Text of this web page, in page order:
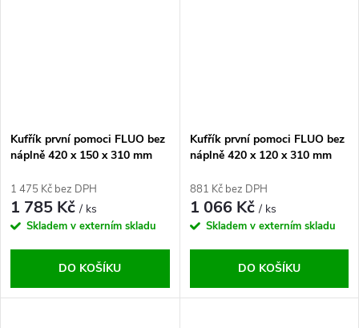
Kufřík první pomoci FLUO bez
náplně 420 x 150 x 310 mm
1 475 Kč bez DPH
1 785 Kč/ ks
Skladem v externím skladu
DO KOŠÍKU
Kufřík první pomoci FLUO bez
náplně 420 x 120 x 310 mm
881 Kč bez DPH
1 066 Kč/ ks
Skladem v externím skladu
DO KOŠÍKU